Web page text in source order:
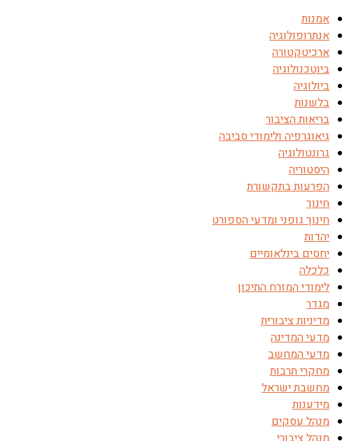
אמנות
אנתרופולוגיה
ארכיטקטורה
ביוטכנולוגיה
ביולוגיה
בלשנות
בריאות הציבור
גיאוגרפיה ולימודי סביבה
גרונטולוגיה
היסטוריה
הפרעות בתקשורת
חינוך
חינוך גופני ומדעי הספורט
יהדות
יחסים בינלאומיים
כלכלה
לימודי המזרח התיכון
מגדר
מדיניות ציבורית
מדעי המדינה
מדעי המחשב
מחקרי תרבות
מחשבת ישראל
מידענות
מנהל עסקים